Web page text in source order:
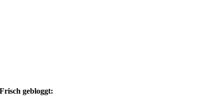
Frisch gebloggt: